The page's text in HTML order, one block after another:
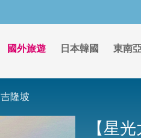
國外旅遊 日本韓國 東南
吉隆坡
【星